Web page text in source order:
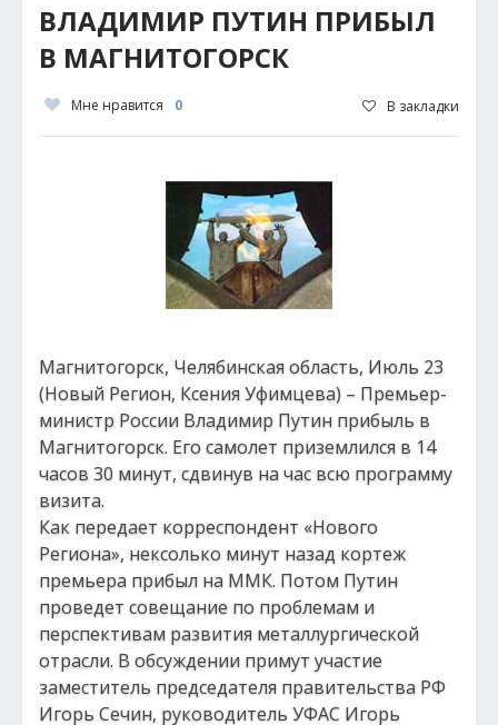
ВЛАДИМИР ПУТИН ПРИБЫЛ
В МАГНИТОГОРСК
Мне нравится 0 В закладки
Магнитогорск, Челябинская область, Июль 23
(Новый Регион, Ксения Уфимцева) – Премьер-
министр России Владимир Путин прибыль в
Магнитогорск. Его самолет приземлился в 14
часов 30 минут, сдвинув на час всю программу
визита.
Как передает корреспондент «Нового
Региона», нексолько минут назад кортеж
премьера прибыл на ММК. Потом Путин
проведет совещание по проблемам и
перспективам развития металлургической
отрасли. В обсуждении примут участие
заместитель председателя правительства РФ
Игорь Сечин, руководитель УФАС Игорь